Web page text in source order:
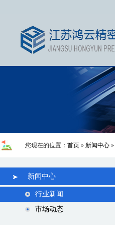
您现在的位置： 首页 » 新闻中心 »
新闻中心
行业新闻
市场动态